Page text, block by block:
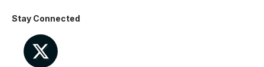
Stay Connected